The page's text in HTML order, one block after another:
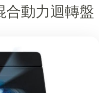
合動力迴轉盤